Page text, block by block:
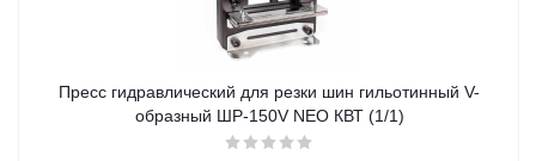
Пресс гидравлический для резки шин гильотинный V-
образный ШР-150V NEO КВТ (1/1)